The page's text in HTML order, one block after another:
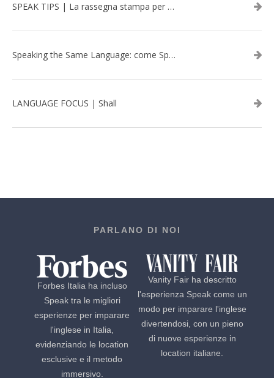
SPEAK TIPS | La rassegna stampa per migliorare l’inglese - febbraio 2026
Speaking the Same Language: come Speak aiuta a rafforzare i team attraverso il Team Building in inglese
LANGUAGE FOCUS | Shall
PARLANO DI NOI
Forbes Italia ha incluso
Speak tra le migliori
esperienze per imparare
l'inglese in Italia,
evidenziando le location
esclusive e il metodo
immersivo.
Vanity Fair ha descritto
l'esperienza Speak come un
modo per imparare l'inglese
divertendosi, con un pieno
di nuove esperienze in
location italiane.